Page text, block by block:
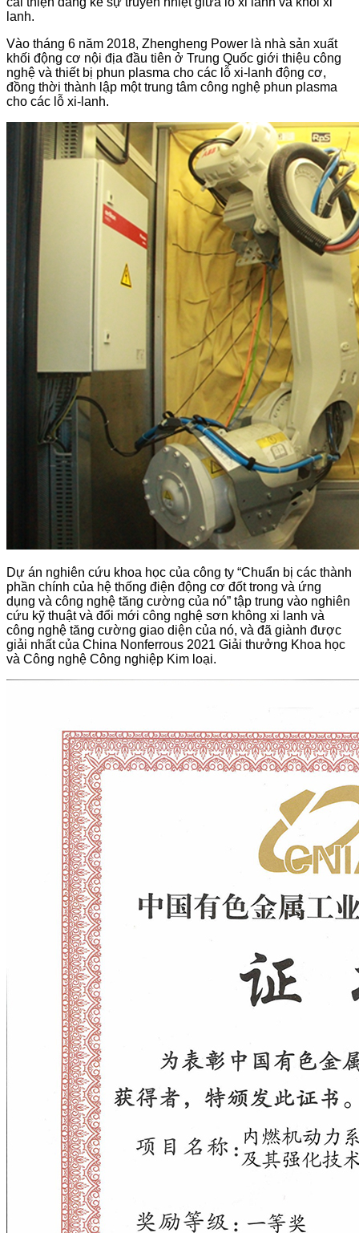
lanh.
Vào tháng 6 năm 2018, Zhengheng Power là nhà sản xuất
khối động cơ nội địa đầu tiên ở Trung Quốc giới thiệu công
nghệ và thiết bị phun plasma cho các lỗ xi-lanh động cơ,
đồng thời thành lập một trung tâm công nghệ phun plasma
cho các lỗ xi-lanh.
Dự án nghiên cứu khoa học của công ty “Chuẩn bị các thành
phần chính của hệ thống điện động cơ đốt trong và ứng
dụng và công nghệ tăng cường của nó” tập trung vào nghiên
cứu kỹ thuật và đổi mới công nghệ sơn không xi lanh và
công nghệ tăng cường giao diện của nó, và đã giành được
giải nhất của China Nonferrous 2021 Giải thưởng Khoa học
và Công nghệ Công nghiệp Kim loại.